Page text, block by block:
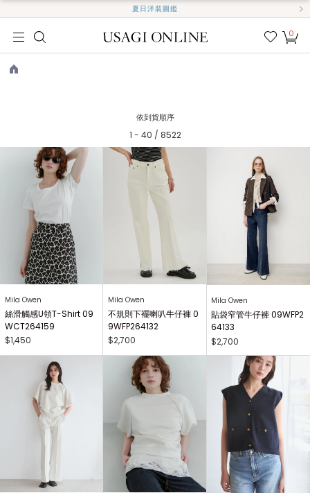
夏日洋裝圖鑑
我的
0
依到貨順序
1 - 40 / 8522
Mila Owen
絲滑觸感U領T-Shirt 09
WCT264159
$1,450
Mila Owen
不規則下襬喇叭牛仔褲 0
9WFP264132
$2,700
Mila Owen
貼袋窄管牛仔褲 09WFP2
64133
$2,700